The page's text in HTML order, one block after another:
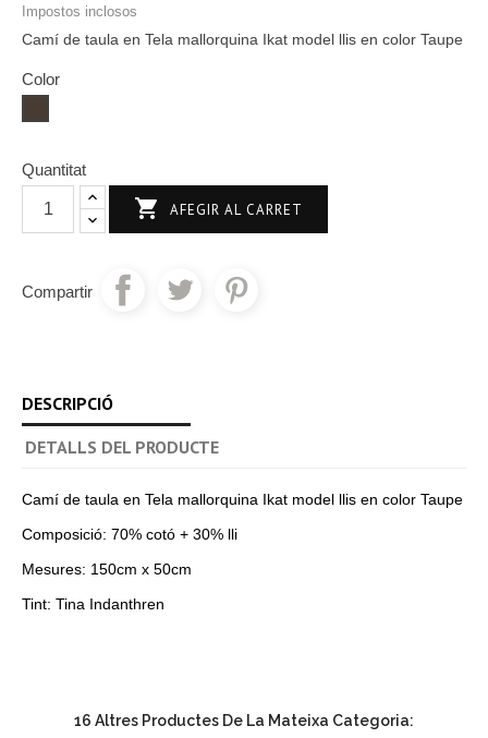
Impostos inclosos
Camí de taula en Tela mallorquina Ikat model llis en color Taupe
Color
Quantitat
 AFEGIR AL CARRET
Compartir
DESCRIPCIÓ
DETALLS DEL PRODUCTE
Camí de taula en Tela mallorquina Ikat model llis en color Taupe
Composició: 70% cotó + 30% lli
Mesures: 150cm x 50cm
Tint: Tina Indanthren
16 Altres Productes De La Mateixa Categoria: